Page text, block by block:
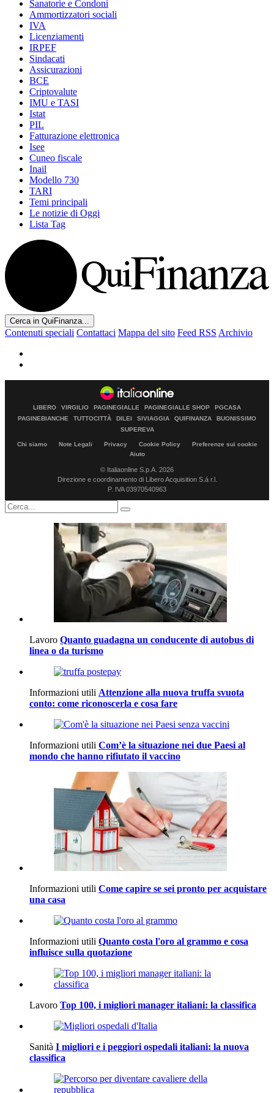
Sanatorie e Condoni
Ammortizzatori sociali
IVA
Licenziamenti
IRPEF
Sindacati
Assicurazioni
BCE
Criptovalute
IMU e TASI
Istat
PIL
Fatturazione elettronica
Isee
Cuneo fiscale
Inail
Modello 730
TARI
Temi principali
Le notizie di Oggi
Lista Tag
Cerca in QuiFinanza...
Contenuti speciali Contattaci Mappa del sito Feed RSS Archivio
LIBERO VIRGILIO PAGINEGIALLE PAGINEGIALLE SHOP
PGCASA
PAGINEBIANCHE
TUTTOCITTÀ DILEI SIVIAGGIA QUIFINANZA
BUONISSIMO
SUPEREVA
Chi siamo Note Legali Privacy Cookie Policy
Preferenze sui cookie
Aiuto
© Italiaonline S.p.A. 2026
Direzione e coordinamento di Libero Acquisition S.á r.l.
P. IVA 03970540963
Lavoro Quanto guadagna un conducente di autobus di
linea o da turismo
Informazioni utili Attenzione alla nuova truffa svuota
conto: come riconoscerla e cosa fare
Informazioni utili Com’è la situazione nei due Paesi al
mondo che hanno rifiutato il vaccino
Informazioni utili Come capire se sei pronto per acquistare
una casa
Informazioni utili Quanto costa l'oro al grammo e cosa
influisce sulla quotazione
Lavoro Top 100, i migliori manager italiani: la classifica
Sanità I migliori e i peggiori ospedali italiani: la nuova
classifica